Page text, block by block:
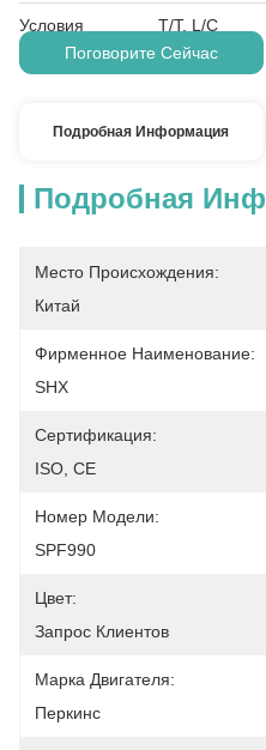
Условия
Оплаты:
T/T, L/C
Поговорите Сейчас
Подробная Информация
Подробная
Место Происхождения:
Китай
Фирменное Наименование:
SHX
Сертификация:
ISO, CE
Номер Модели:
SPF990
Цвет:
Запрос Клиентов
Марка Двигателя:
Перкинс